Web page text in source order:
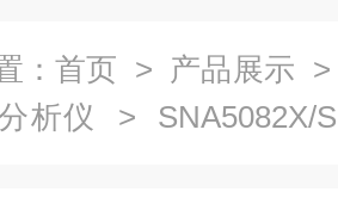
： 首页 > 产品展示
析仪
> SNA5082X/